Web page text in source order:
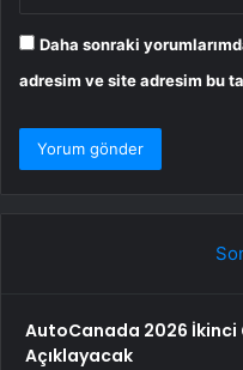
Daha sonraki
adresim ve site adresim bu
AutoCanada 2026 İkinci
Açıklayacak